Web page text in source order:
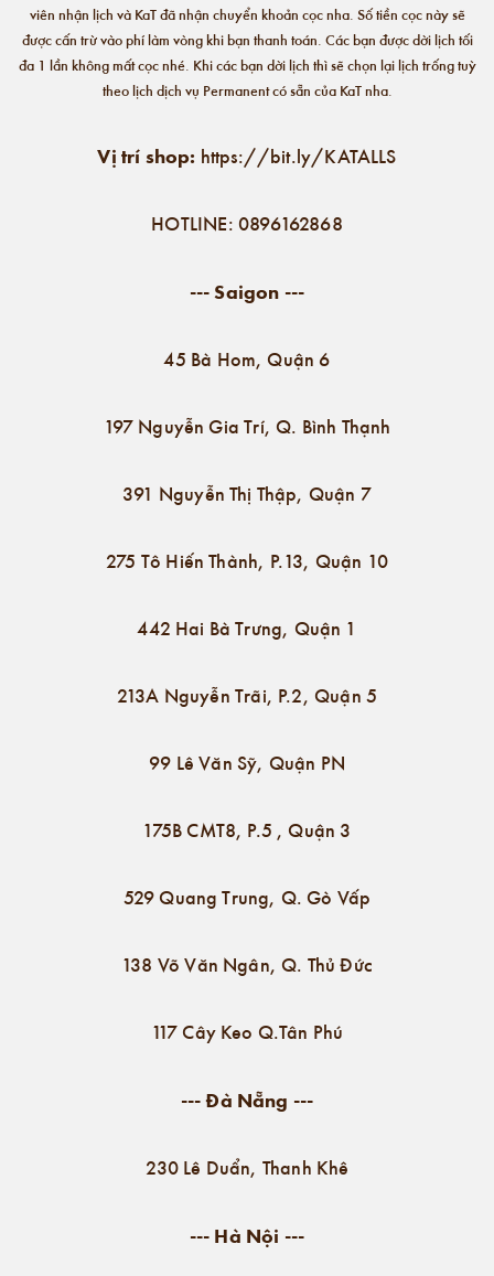
viên nhận lịch và KaT đã nhận chuyển khoản cọc nha. Số tiền cọc này sẽ
được cấn trừ vào phí làm vòng khi bạn thanh toán. Các bạn được dời lịch tối
đa 1 lần không mất cọc nhé. Khi các bạn dời lịch thì sẽ chọn lại lịch trống tuỳ
theo lịch dịch vụ Permanent có sẵn của KaT nha.
Vị trí shop: https://bit.ly/KATALLS
HOTLINE: 0896162868
--- Saigon ---
45 Bà Hom, Quận 6
197 Nguyễn Gia Trí, Q. Bình Thạnh
391 Nguyễn Thị Thập, Quận 7
275 Tô Hiến Thành, P.13, Quận 10
442 Hai Bà Trưng, Quận 1
213A Nguyễn Trãi, P.2, Quận 5
99 Lê Văn Sỹ, Quận PN
175B CMT8, P.5 , Quận 3
529 Quang Trung, Q. Gò Vấp
138 Võ Văn Ngân, Q. Thủ Đức
117 Cây Keo Q.Tân Phú
--- Đà Nẵng ---
230 Lê Duẩn, Thanh Khê
--- Hà Nội ---